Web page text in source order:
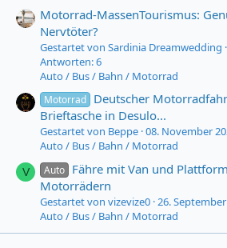
Motorrad-MassenTourismus:
Nervtöter?
Gestartet von Sardinia Dreamwedding
Antworten: 6
Auto / Bus / Bahn / Motorrad
Motorrad Deutscher
Brieftasche in Desulo...
Gestartet von Beppe 08. November
Auto / Bus / Bahn / Motorrad
V Auto Fähre mit Van und
Motorrädern
Gestartet von vizevize0 26.
Auto / Bus / Bahn / Motorrad